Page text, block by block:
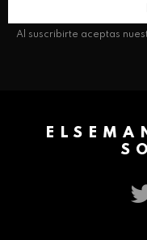
Al suscribirte aceptas